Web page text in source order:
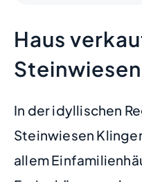
Haus
In der idyllischen
Steinwiesen
allem